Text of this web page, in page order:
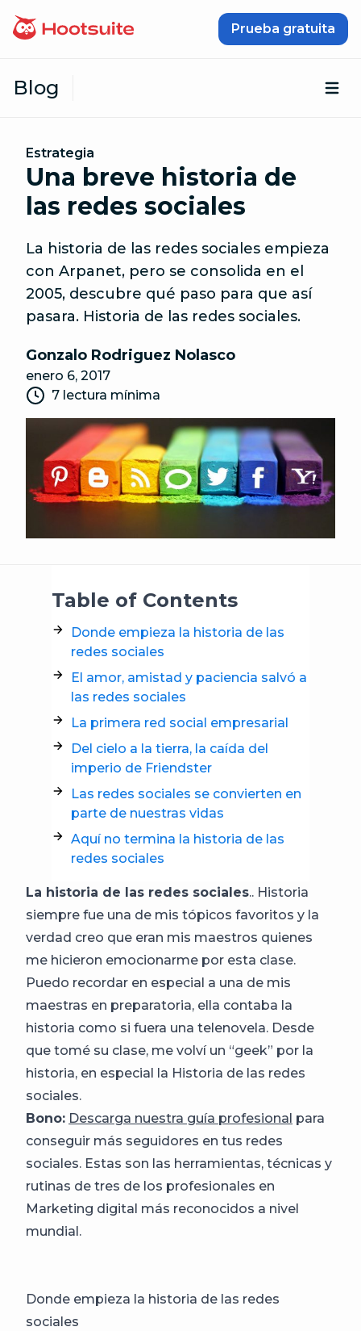
Prueba gratuita
Blog
Estrategia
Una breve historia de
las redes sociales
La historia de las redes sociales empieza
con Arpanet, pero se consolida en el
2005, descubre qué paso para que así
pasara. Historia de las redes sociales.
Gonzalo Rodriguez Nolasco
enero 6, 2017
7 lectura mínima
Table of Contents
Donde empieza la historia de las
redes sociales
El amor, amistad y paciencia salvó a
las redes sociales
La primera red social empresarial
Del cielo a la tierra, la caída del
imperio de Friendster
Las redes sociales se convierten en
parte de nuestras vidas
Aquí no termina la historia de las
redes sociales
La historia de las redes sociales.. Historia
siempre fue una de mis tópicos favoritos y la
verdad creo que eran mis maestros quienes
me hicieron emocionarme por esta clase.
Puedo recordar en especial a una de mis
maestras en preparatoria, ella contaba la
historia como si fuera una telenovela. Desde
que tomé su clase, me volví un “geek” por la
historia, en especial la Historia de las redes
sociales.
Bono: Descarga nuestra guía profesional para
conseguir más seguidores en tus redes
sociales. Estas son las herramientas, técnicas y
rutinas de tres de los profesionales en
Marketing digital más reconocidos a nivel
mundial.
Donde empieza la historia de las redes
sociales